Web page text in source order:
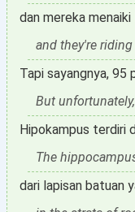
dan mereka
and they're
Tapi sayangnya, 95
But
Hipokampus terdiri
The
dari lapisan batuan